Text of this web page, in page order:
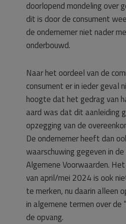
doorlopend mondeling over
dit is door de consument
de ondernemer niet nader
onderbouwd.
Naar het oordeel van de
consument er in ieder geval
hoogte dat het gedrag van
aard was dat dit aanleiding
opzegging van de
De ondernemer heeft dan
waarschuwing gegeven in
Algemene Voorwaarden.
van april/mei 2024 is ook
te merken, nu daarin alleen
in algemene termen over de
de opvang.